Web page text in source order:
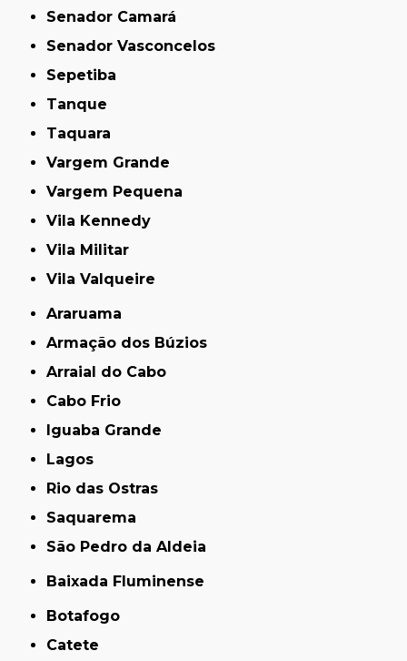
Senador Camará
Senador Vasconcelos
Sepetiba
Tanque
Taquara
Vargem Grande
Vargem Pequena
Vila Kennedy
Vila Militar
Vila Valqueire
Araruama
Armação dos Búzios
Arraial do Cabo
Cabo Frio
Iguaba Grande
Lagos
Rio das Ostras
Saquarema
São Pedro da Aldeia
Baixada Fluminense
Botafogo
Catete